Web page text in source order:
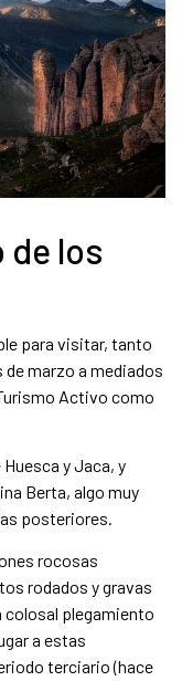
de los
para visitar, tanto
marzo a mediados
Activo como
y Jaca, y
Berta, algo muy
posteriores.
rocosas
rodados y gravas
colosal plegamiento
a estas
terciario (hace